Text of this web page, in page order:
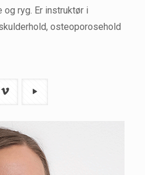
ryg. Er instruktør i
osteoporosehold